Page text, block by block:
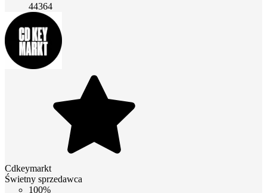
44364
Cdkeymarkt
Świetny sprzedawca
100%